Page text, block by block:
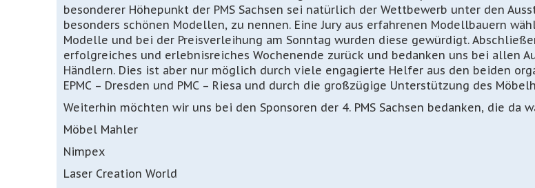
besonderer Höhepunkt der PMS Sachsen sei natürlich der Wettbewerb unter den
besonders schönen Modellen, zu nennen. Eine Jury aus erfahrenen Modellbauern
Modelle und bei der Preisverleihung am Sonntag wurden diese gewürdigt.
erfolgreiches und erlebnisreiches Wochenende zurück und bedanken uns bei allen
Händlern. Dies ist aber nur möglich durch viele engagierte Helfer aus den beiden
EPMC – Dresden und PMC – Riesa und durch die großzügige Unterstützung des
Weiterhin möchten wir uns bei den Sponsoren der 4. PMS Sachsen bedanken, die da
Möbel Mahler
Nimpex
Laser Creation World